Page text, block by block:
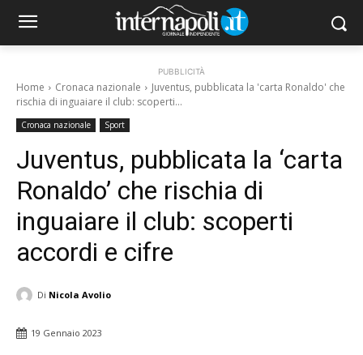
PUBBLICITÀ
Home Cronaca nazionale
Juventus, pubblicata la 'carta Ronaldo' che
rischia di inguaiare il club: scoperti...
Cronaca nazionale Sport
Juventus, pubblicata la ‘carta
Ronaldo’ che rischia di
inguaiare il club: scoperti
accordi e cifre
Di Nicola Avolio
19 Gennaio 2023